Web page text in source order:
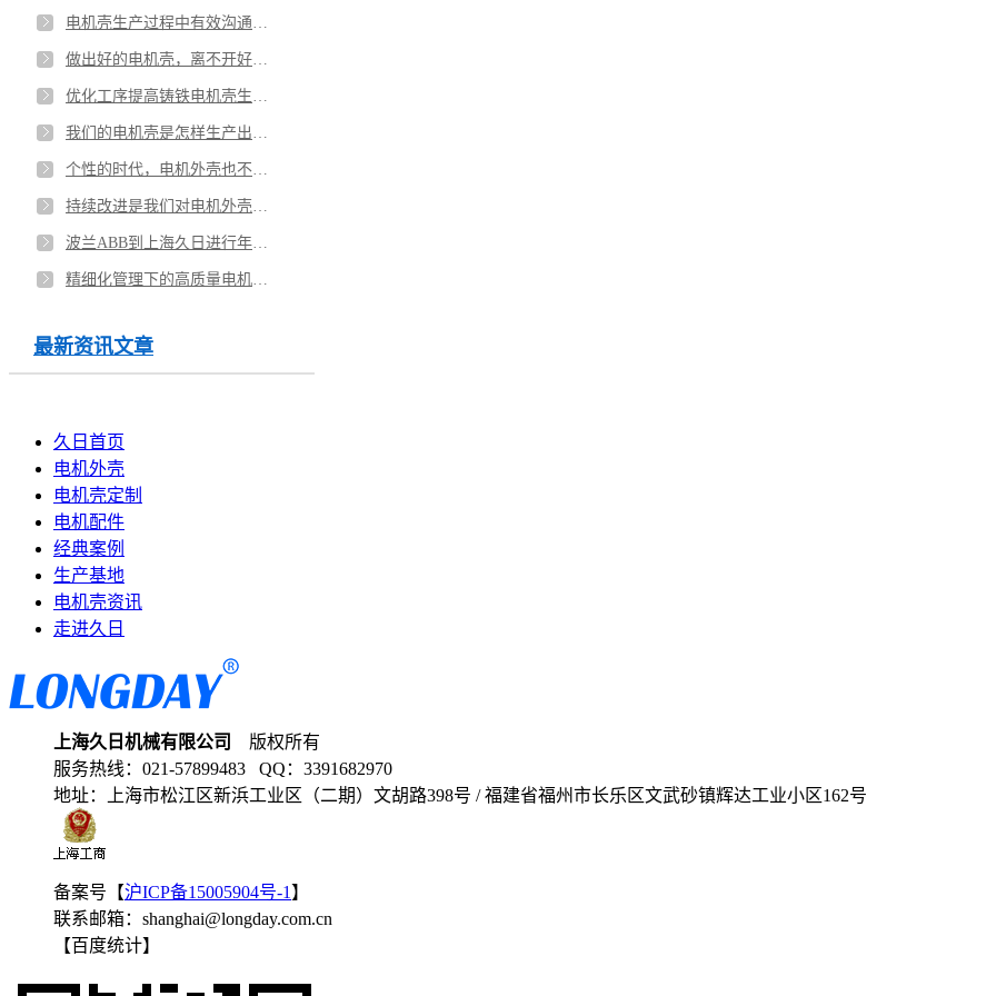
最新资讯文章
久日首页
电机外壳
电机壳定制
电机配件
经典案例
生产基地
电机壳资讯
走进久日
上海久日机械有限公司
版权所有
服务热线： 021-57899483 QQ： 3391682970
地址：
上海市松江区新浜工业区（二期）文胡路398号 / 福建省福州市长乐区文武砂镇辉达工业小区162号
备案号【沪ICP备15005904号-1 】
联系邮箱： shanghai@longday.com.cn
【百度统计】